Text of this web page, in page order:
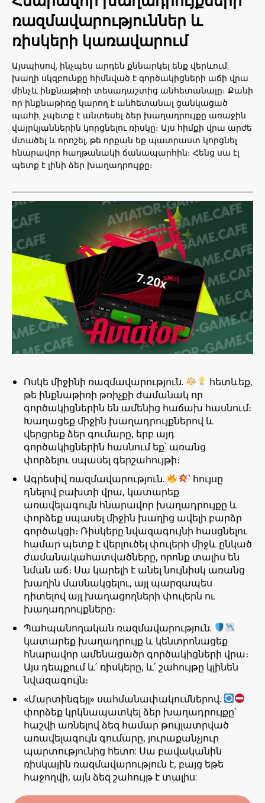
ռազմավարություններ և
ռիսկերի կառավարում
Այսպիսով, ինչպես արդեն քննարկել ենք վերևում,
խաղի սկզբունքը հիմնված է գործակիցների աճի վրա
մինչև ինքնաթիռի տեսադաշտից անհետանալը։ Քանի
որ ինքնաթիռը կարող է անհետանալ ցանկացած
պահի, չպետք է անտեսել ձեր խաղադրույքը առաջին
վայրկյաններին կորցնելու ռիսկը։ Այս հիմքի վրա արժե
մտածել և որոշել, թե որքան եք պատրաստ կորցնել
հնարավոր հաղթանակի ճանապարհին։ Հենց սա էլ
պետք է լինի ձեր խաղադրույքը։
Ոսկե միջինի ռազմավարություն.
հետևեք,
թե ինքնաթիռի թռիչքի ժամանակ որ
գործակիցներին են ամենից հաճախ հասնում։
Խաղացեք միջին խաղադրույքներով և
վերցրեք ձեր գումարը, երբ այդ
գործակիցներին հասնում եք՝ առանց
փորձելու սպասել գերշահույթի։
Ագրեսիվ ռազմավարություն.
՝ հույսը
դնելով բախտի վրա, կատարեք
առավելագույն հնարավոր խաղադրույքը և
փորձեք սպասել միջին խաղից ավելի բարձր
գործակցի։ Ռիսկերը նվազագույնի հասցնելու
համար պետք է վերլուծել փուլերի միջև ընկած
ժամանակահատվածները, որոնք տալիս են
նման աճ։ Սա կարելի է անել նույնիսկ առանց
խաղին մասնակցելու, այլ պարզապես
դիտելով այլ խաղացողների փուլերն ու
խաղադրույքները։
Պահպանողական ռազմավարություն.
կատարեք խաղադրույք և կենտրոնացեք
հնարավոր ամենացածր գործակիցների վրա։
Այս դեպքում և՛ ռիսկերը, և՛ շահույթը կլինեն
նվազագույն։
«Մարտինգեյլ» սահմանափակումներով.
փորձեք կրկնապատկել ձեր խաղադրույքը՝
հաշվի առնելով ձեզ համար թույլատրված
առավելագույն գումարը, յուրաքանչյուր
պարտությունից հետո: Սա բավականին
ռիսկային ռազմավարություն է, բայց եթե
հաջողվի, այն ձեզ շահույթ է տալիս: